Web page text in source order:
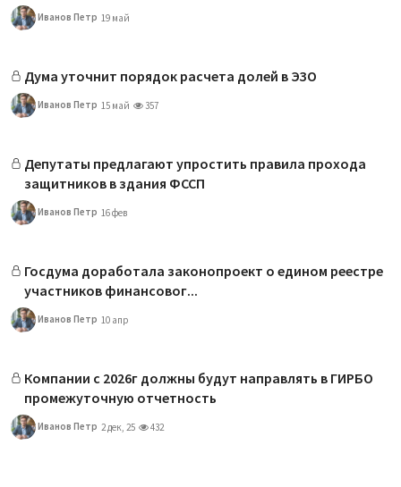
Иванов Петр 19 май
Дума уточнит порядок расчета долей в ЭЗО
Иванов Петр 15 май 357
Депутаты предлагают упростить правила прохода
защитников в здания ФССП
Иванов Петр 16 фев
Госдума доработала законопроект о едином реестре
участников финансовог...
Иванов Петр 10 апр
Компании с 2026г должны будут направлять в ГИРБО
промежуточную отчетность
Иванов Петр 2 дек, 25 432